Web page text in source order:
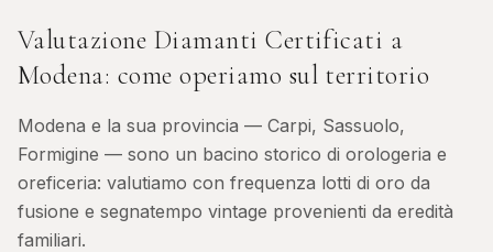
Valutazione Diamanti Certificati a
Modena: come operiamo sul territorio
Modena e la sua provincia — Carpi, Sassuolo,
Formigine — sono un bacino storico di orologeria e
oreficeria: valutiamo con frequenza lotti di oro da
fusione e segnatempo vintage provenienti da eredità
familiari.